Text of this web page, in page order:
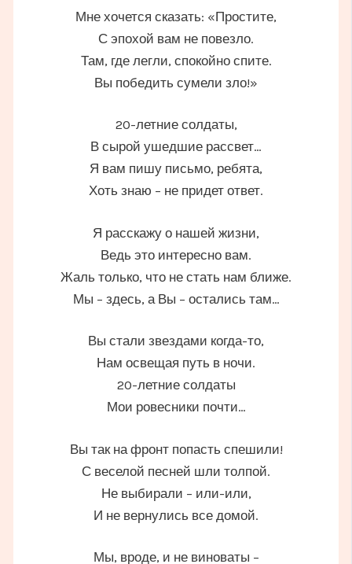
Мне хочется сказать: «Простите,
С эпохой вам не повезло.
Там, где легли, спокойно спите.
Вы победить сумели зло!»
20-летние солдаты,
В сырой ушедшие рассвет…
Я вам пишу письмо, ребята,
Хоть знаю – не придет ответ.
Я расскажу о нашей жизни,
Ведь это интересно вам.
Жаль только, что не стать нам ближе.
Мы – здесь, а Вы – остались там…
Вы стали звездами когда-то,
Нам освещая путь в ночи.
20-летние солдаты
Мои ровесники почти…
Вы так на фронт попасть спешили!
С веселой песней шли толпой.
Не выбирали – или-или,
И не вернулись все домой.
Мы, вроде, и не виноваты –